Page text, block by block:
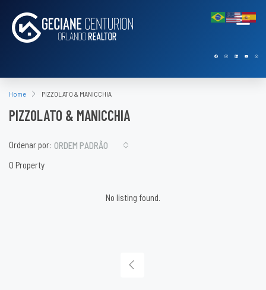
Home PIZZOLATO & MANICCHIA
PIZZOLATO & MANICCHIA
0 Property
Ordenar por: ORDEM PADRÃO
No listing found.